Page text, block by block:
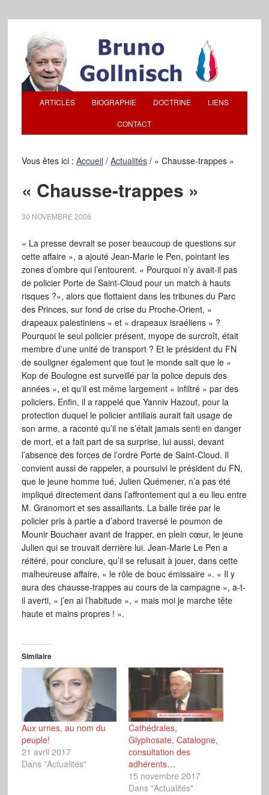
ARTICLES BIOGRAPHIE DOCTRINE LIENS
CONTACT
Vous êtes ici : Accueil / Actualités /« Chausse-trappes »
« Chausse-trappes »
30 NOVEMBRE 2006
« La presse devrait se poser beaucoup de questions sur
cette affaire », a ajouté Jean-Marie le Pen, pointant les
zones d’ombre qui l’entourent. « Pourquoi n’y avait-il pas
de policier Porte de Saint-Cloud pour un match à hauts
risques ?», alors que flottaient dans les tribunes du Parc
des Princes, sur fond de crise du Proche-Orient, «
drapeaux palestiniens » et « drapeaux israéliens » ?
Pourquoi le seul policier présent, myope de surcroît, était
membre d’une unité de transport ? Et le président du FN
de souligner également que tout le monde sait que le «
Kop de Boulogne est surveillé par la police depuis des
années », et qu’il est même largement « infiltré » par des
policiers. Enfin, il a rappelé que Yanniv Hazout, pour la
protection duquel le policier antillais aurait fait usage de
son arme, a raconté qu’il ne s’était jamais senti en danger
de mort, et a fait part de sa surprise, lui aussi, devant
l’absence des forces de l’ordre Porte de Saint-Cloud. Il
convient aussi de rappeler, a poursuivi le président du FN,
que le jeune homme tué, Julien Quémener, n’a pas été
impliqué directement dans l’affrontement qui a eu lieu entre
M. Granomort et ses assaillants. La balle tirée par le
policier pris à partie a d’abord traversé le poumon de
Mounir Bouchaer avant de frapper, en plein cœur, le jeune
Julien qui se trouvait derrière lui. Jean-Marie Le Pen a
réitéré, pour conclure, qu’il se refusait à jouer, dans cette
malheureuse affaire, « le rôle de bouc émissaire ». « Il y
aura des chausse-trappes au cours de la campagne », a-t-
il averti, « j’en ai l’habitude », « mais moi je marche tête
haute et mains propres ! ».
Similaire
Aux urnes, au nom du
peuple!
21 avril 2017
Dans "Actualités"
Cathédrales,
Glyphosate, Catalogne,
consultation des
adhérents…
15 novembre 2017
Dans "Actualités"